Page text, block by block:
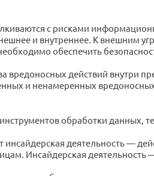
с рисками
и внутреннее. К внешним
обеспечить
вредоносных действий внутри
и ненамеренных
обработки данных,
инсайдерская деятельность —
Инсайдерская